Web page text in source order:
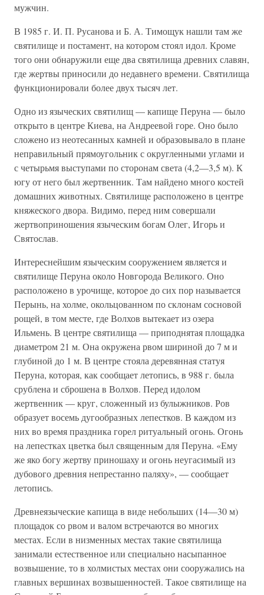
мужчин.
В 1985 г. И. П. Русанова и Б. А. Тимощук нашли там же
святилище и постамент, на котором стоял идол. Кроме
того они обнаружили еще два святилища древних славян,
где жертвы приносили до недавнего времени. Святилища
функционировали более двух тысяч лет.
Одно из языческих святилищ — капище Перуна — было
открыто в центре Киева, на Андреевой горе. Оно было
сложено из неотесанных камней и образовывало в плане
неправильный прямоугольник с округленными углами и
с четырьмя выступами по сторонам света (4,2—3,5 м). К
югу от него был жертвенник. Там найдено много костей
домашних животных. Святилище расположено в центре
княжеского двора. Видимо, перед ним совершали
жертвоприношения языческим богам Олег, Игорь и
Святослав.
Интереснейшим языческим сооружением является и
святилище Перуна около Новгорода Великого. Оно
расположено в урочище, которое до сих пор называется
Перынь, на холме, окольцованном по склонам сосновой
рощей, в том месте, где Волхов вытекает из озера
Ильмень. В центре святилища — приподнятая площадка
диаметром 21 м. Она окружена рвом шириной до 7 м и
глубиной до 1 м. В центре стояла деревянная статуя
Перуна, которая, как сообщает летопись, в 988 г. была
срублена и сброшена в Волхов. Перед идолом
жертвенник — круг, сложенный из булыжников. Ров
образует восемь дугообразных лепестков. В каждом из
них во время праздника горел ритуальный огонь. Огонь
на лепестках цветка был священным для Перуна. «Ему
же яко богу жертву приношаху и огонь неугасимый из
дубового древния непрестанно паляху», — сообщает
летопись.
Древнеязыческие капища в виде небольших (14—30 м)
площадок со рвом и валом встречаются во многих
местах. Если в низменных местах такие святилища
занимали естественное или специально насыпанное
возвышение, то в холмистых местах они сооружались на
главных вершинах возвышенностей. Такое святилище на